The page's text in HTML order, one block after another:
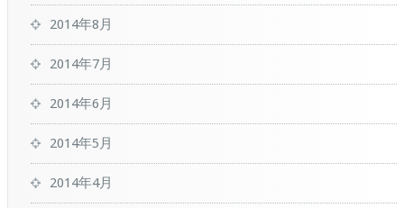
2014年8月
2014年7月
2014年6月
2014年5月
2014年4月